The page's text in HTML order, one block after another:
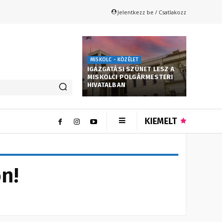
Jelentkezz be / Csatlakozz
MISKOLC - KÖZÉLET
IGAZGATÁSI SZÜNET LESZ A
MISKOLCI POLGÁRMESTERI
HIVATALBAN
KIEMELT